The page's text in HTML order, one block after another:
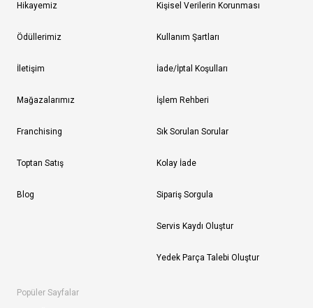
Hikayemiz
Ödüllerimiz
İletişim
Mağazalarımız
Franchising
Toptan Satış
Blog
Kişisel Verilerin Korunması
Kullanım Şartları
İade/İptal Koşulları
İşlem Rehberi
Sık Sorulan Sorular
Kolay İade
Sipariş Sorgula
Servis Kaydı Oluştur
Yedek Parça Talebi Oluştur
Popüler Sayfalar